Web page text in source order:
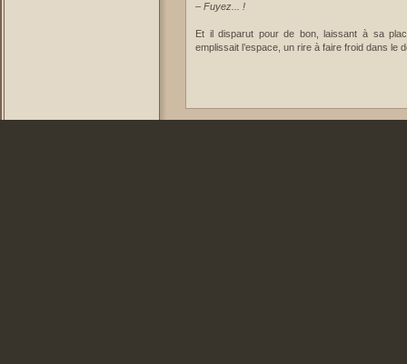
– Fuyez... !
Et il disparut pour de bon, laissant à sa
emplissait l’espace, un rire à faire froid dans le